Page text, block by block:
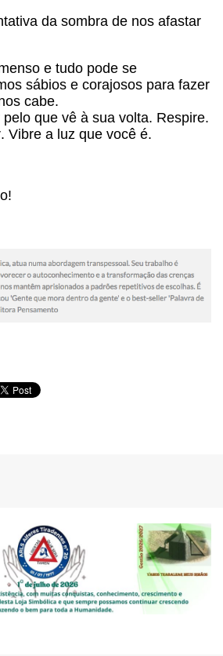
da sombra de nos afastar
e tudo pode se
sábios e corajosos para fazer
cabe.
que vê à sua volta. Respire.
Vibre a luz que você é.